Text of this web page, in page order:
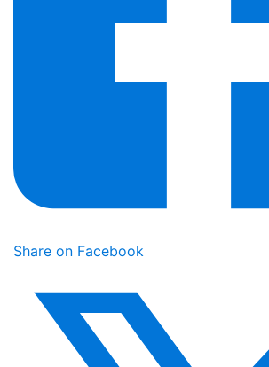
Share on Facebook